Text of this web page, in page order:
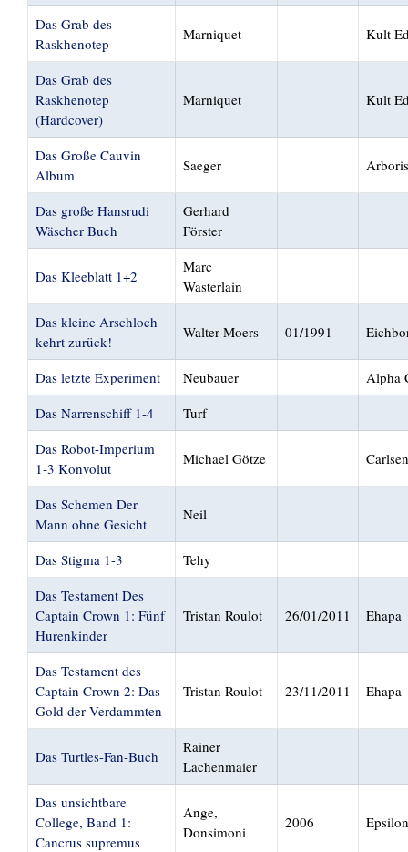
Das Grab des
Raskhenotep
Marniquet Kult
Das Grab des
Raskhenotep
(Hardcover)
Marniquet Kult
Das Große Cauvin
Album
Saeger
Das große Hansrudi
Wäscher Buch
Gerhard
Förster
Das Kleeblatt 1+2
Marc
Wasterlain
Das kleine Arschloch
kehrt zurück!
Walter Moers 01/1991
Das letzte Experiment Neubauer
Alpha
Das Narrenschiff 1-4
Turf
Das Robot-Imperium
1-3 Konvolut
Michael Götze Carlsen
Das Schemen Der
Mann ohne Gesicht
Neil
Das Stigma 1-3
Tehy
Das Testament Des
Captain Crown 1: Fünf
Hurenkinder
Tristan Roulot 26/01/2011 Ehapa
Das Testament des
Captain Crown 2: Das
Gold der Verdammten
Tristan Roulot 23/11/2011 Ehapa
Das Turtles-Fan-Buch
Rainer
Lachenmaier
Das unsichtbare
College, Band 1:
Cancrus supremus
Ange,
Donsimoni
2006 Epsilon